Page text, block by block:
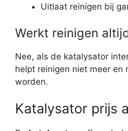
Uitlaat reinigen bij
Werkt reinigen
Nee, als de katalysator
helpt reinigen niet meer en
worden.
Katalysator prijs